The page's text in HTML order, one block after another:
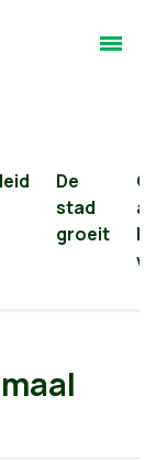
De
stad
groeit